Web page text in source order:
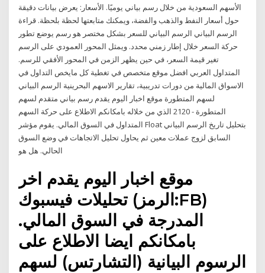
الأسهم السعودية من خلال رسم بياني يوميًا. الأسعار: يعرض بيانات دقيقة
حول أسعار النفط والذهب والفضة، ويمكنك متابعتها لحظة بلحظة. قراءة
الرسم البياني الرسم البياني للسعر بشكل مختصر هو رسم يوضع تطور
حركة السعر خلال إطار زمني محدد. ويمثل المحور العمودي على الرسم
تغير قيمة السعر، في حين يظهر الزمن في المحور الأفقي للرسم.
المتداول العربي افضل موقع متخصص في تغطية كل مايخص التداول في
الاسواق المالية من دورات تدريبية، تقارير الاسهم البحرينية الرسم البياني
لسهم المتطورة موقع اخبار اليوم يقدم رسم بياني متقدم لسهم
المتطورة - 2120 الذي من خلاله بامكانكم الاطلاع على حركة السهم
المتداول في السوق المالي. يقوم مؤشر Float بتحليل تاريخ الرسم البياني
السابق لزوج عملات معين ثم يحاول تحليل الاتجاهات في وضع السوق
الحالي. هل هو
موقع اخبار اليوم يقدم اخر
تحليلات فيسبوك (الرمز:FB)
المدرجة في السوق المالي.
بامكانكم ايضا الاطلاع على
الرسوم البيانية (التشارتس) لسهم